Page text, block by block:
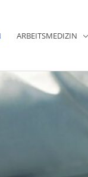
ARBEITSMEDIZIN